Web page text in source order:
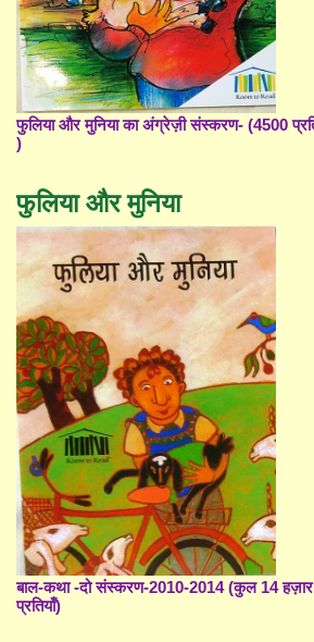
फुलिया और मुनिया का अंग्रेज़ी संस्करण- (4500
)
फुलिया और मुनिया
बाल-कथा -दो संस्करण-2010-2014 (कुल 14 हज़ार
प्रतियाँ)